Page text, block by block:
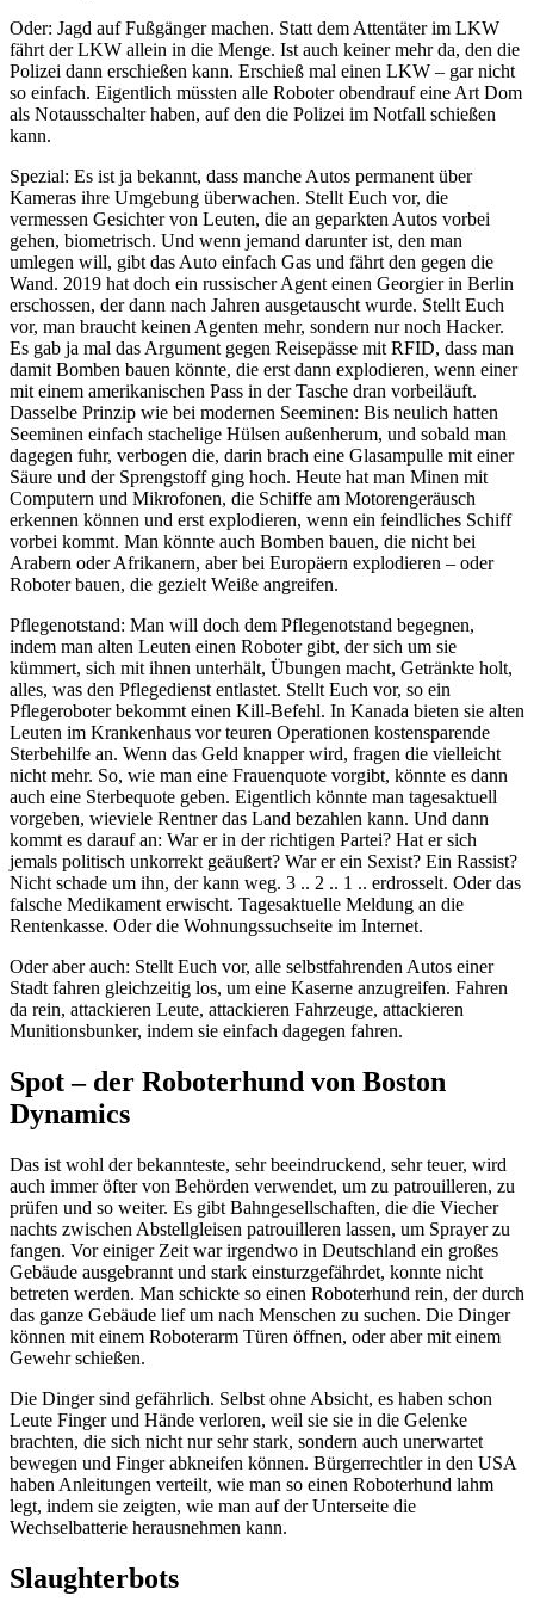
Oder: Jagd auf Fußgänger machen. Statt dem Attentäter im LKW
fährt der LKW allein in die Menge. Ist auch keiner mehr da, den die
Polizei dann erschießen kann. Erschieß mal einen LKW – gar nicht
so einfach. Eigentlich müssten alle Roboter obendrauf eine Art Dom
als Notausschalter haben, auf den die Polizei im Notfall schießen
kann.
Spezial: Es ist ja bekannt, dass manche Autos permanent über
Kameras ihre Umgebung überwachen. Stellt Euch vor, die
vermessen Gesichter von Leuten, die an geparkten Autos vorbei
gehen, biometrisch. Und wenn jemand darunter ist, den man
umlegen will, gibt das Auto einfach Gas und fährt den gegen die
Wand. 2019 hat doch ein russischer Agent einen Georgier in Berlin
erschossen, der dann nach Jahren ausgetauscht wurde. Stellt Euch
vor, man braucht keinen Agenten mehr, sondern nur noch Hacker.
Es gab ja mal das Argument gegen Reisepässe mit RFID, dass man
damit Bomben bauen könnte, die erst dann explodieren, wenn einer
mit einem amerikanischen Pass in der Tasche dran vorbeiläuft.
Dasselbe Prinzip wie bei modernen Seeminen: Bis neulich hatten
Seeminen einfach stachelige Hülsen außenherum, und sobald man
dagegen fuhr, verbogen die, darin brach eine Glasampulle mit einer
Säure und der Sprengstoff ging hoch. Heute hat man Minen mit
Computern und Mikrofonen, die Schiffe am Motorengeräusch
erkennen können und erst explodieren, wenn ein feindliches Schiff
vorbei kommt. Man könnte auch Bomben bauen, die nicht bei
Arabern oder Afrikanern, aber bei Europäern explodieren – oder
Roboter bauen, die gezielt Weiße angreifen.
Pflegenotstand: Man will doch dem Pflegenotstand begegnen,
indem man alten Leuten einen Roboter gibt, der sich um sie
kümmert, sich mit ihnen unterhält, Übungen macht, Getränkte holt,
alles, was den Pflegedienst entlastet. Stellt Euch vor, so ein
Pflegeroboter bekommt einen Kill-Befehl. In Kanada bieten sie alten
Leuten im Krankenhaus vor teuren Operationen kostensparende
Sterbehilfe an. Wenn das Geld knapper wird, fragen die vielleicht
nicht mehr. So, wie man eine Frauenquote vorgibt, könnte es dann
auch eine Sterbequote geben. Eigentlich könnte man tagesaktuell
vorgeben, wieviele Rentner das Land bezahlen kann. Und dann
kommt es darauf an: War er in der richtigen Partei? Hat er sich
jemals politisch unkorrekt geäußert? War er ein Sexist? Ein Rassist?
Nicht schade um ihn, der kann weg. 3 .. 2 .. 1 .. erdrosselt. Oder das
falsche Medikament erwischt. Tagesaktuelle Meldung an die
Rentenkasse. Oder die Wohnungssuchseite im Internet.
Oder aber auch: Stellt Euch vor, alle selbstfahrenden Autos einer
Stadt fahren gleichzeitig los, um eine Kaserne anzugreifen. Fahren
da rein, attackieren Leute, attackieren Fahrzeuge, attackieren
Munitionsbunker, indem sie einfach dagegen fahren.
Spot – der Roboterhund von Boston
Dynamics
Das ist wohl der bekannteste, sehr beeindruckend, sehr teuer, wird
auch immer öfter von Behörden verwendet, um zu patrouilleren, zu
prüfen und so weiter. Es gibt Bahngesellschaften, die die Viecher
nachts zwischen Abstellgleisen patrouilleren lassen, um Sprayer zu
fangen. Vor einiger Zeit war irgendwo in Deutschland ein großes
Gebäude ausgebrannt und stark einsturzgefährdet, konnte nicht
betreten werden. Man schickte so einen Roboterhund rein, der durch
das ganze Gebäude lief um nach Menschen zu suchen. Die Dinger
können mit einem Roboterarm Türen öffnen, oder aber mit einem
Gewehr schießen.
Die Dinger sind gefährlich. Selbst ohne Absicht, es haben schon
Leute Finger und Hände verloren, weil sie sie in die Gelenke
brachten, die sich nicht nur sehr stark, sondern auch unerwartet
bewegen und Finger abkneifen können. Bürgerrechtler in den USA
haben Anleitungen verteilt, wie man so einen Roboterhund lahm
legt, indem sie zeigten, wie man auf der Unterseite die
Wechselbatterie herausnehmen kann.
Slaughterbots